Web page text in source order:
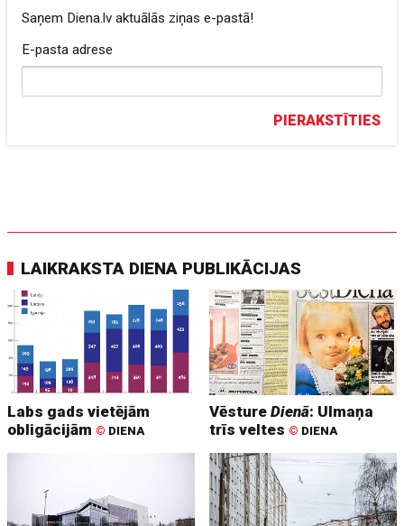
Saņem Diena.lv aktuālās ziņas e-pastā!
E-pasta adrese
PIERAKSTĪTIES
LAIKRAKSTA DIENA PUBLIKĀCIJAS
Labs gads vietējām
obligācijām © DIENA
VēstureDienā: Ulmaņa
trīs veltes © DIENA